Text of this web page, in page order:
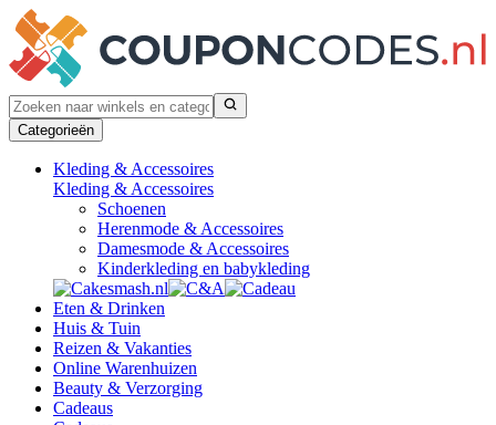
Categorieën
Kleding & Accessoires
Kleding & Accessoires
Schoenen
Herenmode & Accessoires
Damesmode & Accessoires
Kinderkleding en babykleding
Eten & Drinken
Huis & Tuin
Reizen & Vakanties
Online Warenhuizen
Beauty & Verzorging
Cadeaus